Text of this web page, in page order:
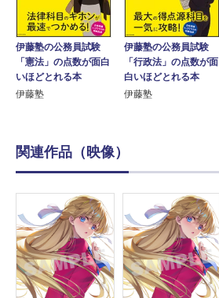
伊藤塾の公務員試験
「憲法」の点数が面白
いほどとれる本
伊藤塾
伊藤塾の公務員試験
「行政法」の点数が面
白いほどとれる本
伊藤塾
関連作品（映像）